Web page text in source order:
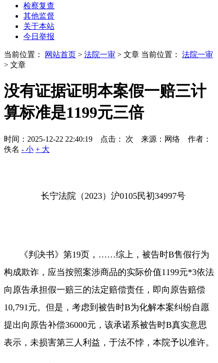
检察复查
其他监督
关于本站
今日举报
当前位置： 网站首页 > 法院一审 > 文章 当前位置： 法院一审
> 文章
没有证据证明本案假一赔三计
算标准是1199元三倍
时间：2025-12-22 22:40:19 点击： 次 来源：网络 作者：
佚名 - 小 + 大
长宁法院（ 2023）沪0105民初34997号
《判决书》第19页， ……综上，被告时B售假行为
构成欺诈，应当按照案涉商品的实际价值1199元*3依法
向原告承担假一赔三的法定赔偿责任，即向原告赔偿
10,791 元。但是，考虑到被告时B为化解本案纠纷自愿
提出向原告补偿36000元，该承诺系被告时B真实意思
表示，未损害第三人利益，于法不悖，本院予以准许。